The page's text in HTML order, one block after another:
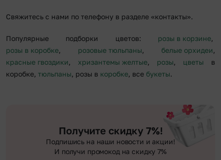
Свяжитесь с нами по телефону в разделе «контакты».
Популярные подборки цветов: розы в корзине,
розы в коробке, розовые тюльпаны, белые орхидеи,
красные гвоздики, хризантемы желтые, розы, цветы в
коробке, тюльпаны, розы в коробке, все букеты.
Получите скидку 7%!
Подпишись на наши новости и акции!
И получи промокод на скидку 7%